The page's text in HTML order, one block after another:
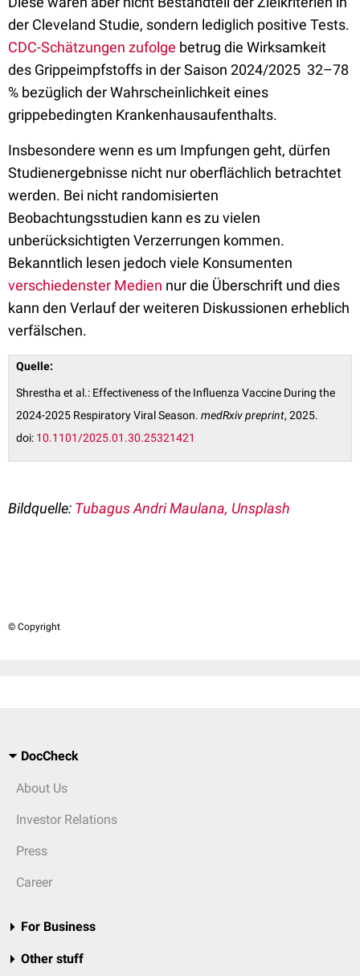
der Cleveland Studie, sondern lediglich positive Tests.
CDC-Schätzungen zufolge betrug die Wirksamkeit
des Grippeimpfstoffs in der Saison 2024/2025 32–78
% bezüglich der Wahrscheinlichkeit eines
grippebedingten Krankenhausaufenthalts.
Insbesondere wenn es um Impfungen geht, dürfen
Studienergebnisse nicht nur oberflächlich betrachtet
werden. Bei nicht randomisierten
Beobachtungsstudien kann es zu vielen
unberücksichtigten Verzerrungen kommen.
Bekanntlich lesen jedoch viele Konsumenten
verschiedenster Medien nur die Überschrift und dies
kann den Verlauf der weiteren Diskussionen erheblich
verfälschen.
Quelle:
Shrestha et al.: Effectiveness of the Influenza Vaccine During the
2024-2025 Respiratory Viral Season. medRxiv preprint, 2025.
doi: 10.1101/2025.01.30.25321421
Bildquelle: Tubagus Andri Maulana, Unsplash
© Copyright
DocCheck
About Us
Investor Relations
Press
Career
For Business
Other stuff